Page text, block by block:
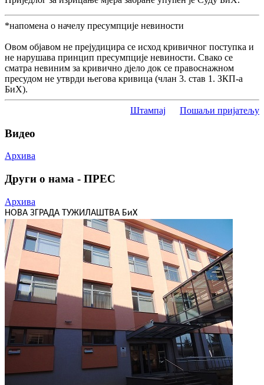
*напомена о начелу пресумпције невиности
Овом објавом не прејудицира се исход кривичног поступка и
не нарушава принцип пресумпције невиности. Свако се
сматра невиним за кривично дјело док се правоснажном
пресудом не утврди његова кривица (члан 3. став 1. ЗКП-а
БиХ).
Штампај Пошаљи пријатељу
Видео
Архива
Други о нама - ПРЕС
Архива
НОВА ЗГРАДА ТУЖИЛАШТВА БиХ